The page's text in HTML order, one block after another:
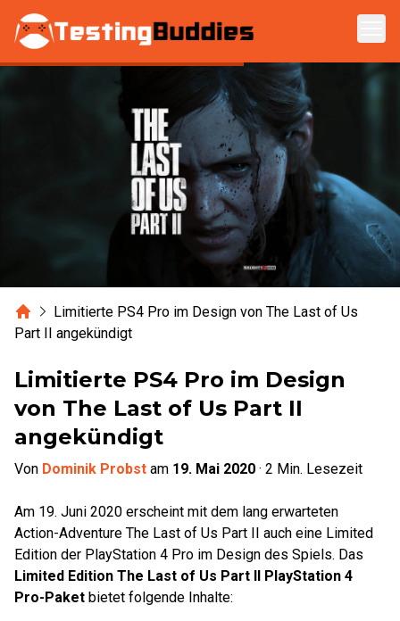
Zum Hauptinhalt springen
HomeLimitierte PS4 Pro im Design von The Last of Us
Part II angekündigt
Limitierte PS4 Pro im Design
von The Last of Us Part II
angekündigt
Von Dominik Probst am 19. Mai 2020 · 2 Min. Lesezeit
Am 19. Juni 2020 erscheint mit dem lang erwarteten
Action-Adventure The Last of Us Part II auch eine Limited
Edition der PlayStation 4 Pro im Design des Spiels. Das
Limited Edition The Last of Us Part II PlayStation 4
Pro-Paket bietet folgende Inhalte: